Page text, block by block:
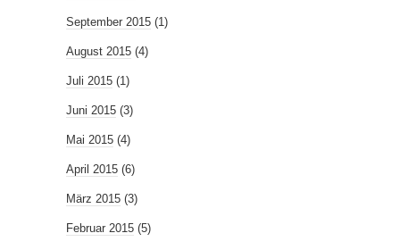
September 2015 (1)
August 2015 (4)
Juli 2015 (1)
Juni 2015 (3)
Mai 2015 (4)
April 2015 (6)
März 2015 (3)
Februar 2015 (5)